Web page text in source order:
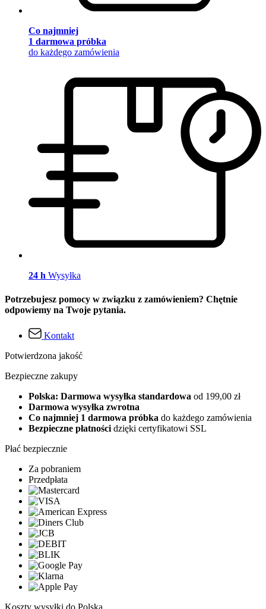
Co najmniej
1 darmowa próbka
do każdego zamówienia
24 h Wysyłka
Potrzebujesz pomocy w związku z zamówieniem? Chętnie
odpowiemy na Twoje pytania.
Kontakt
Potwierdzona jakość
Bezpieczne zakupy
Polska: Darmowa wysyłka standardowa od 199,00 zł
Darmowa wysyłka zwrotna
Co najmniej 1 darmowa próbka do każdego zamówienia
Bezpieczne płatności dzięki certyfikatowi SSL
Płać bezpiecznie
Za pobraniem
Przedpłata
Koszty wysyłki do Polska